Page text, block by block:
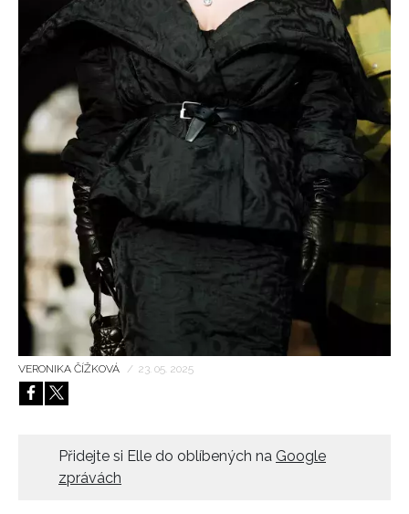
HOME
VERONIKA ČÍŽKOVÁ / 23. 05. 2025
Přidejte si Elle do oblíbených na Google
zprávách